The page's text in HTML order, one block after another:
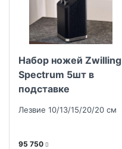
Коллекция
Скидка
Набор ножей Zwilling
Spectrum 5шт в
подставке
Лезвие 10/13/15/20/20 см
95 750